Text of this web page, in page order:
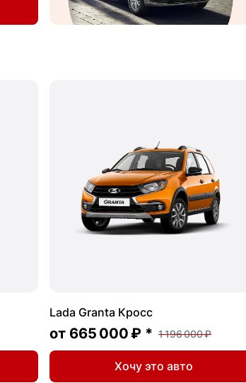
Lada Granta Кросс
от 665 000 ₽ * 1 196 000 ₽
Хочу это авто